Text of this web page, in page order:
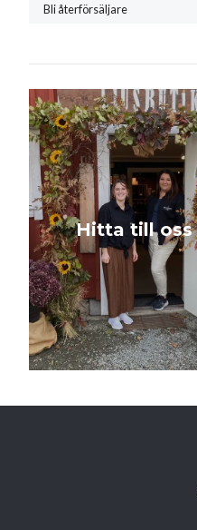
Bli återförsäljare
Hitta till oss